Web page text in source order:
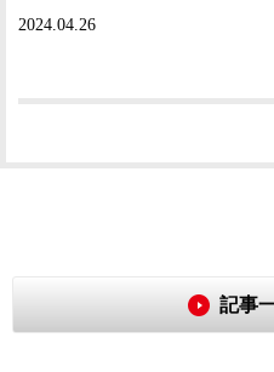
2024.04.26
記事